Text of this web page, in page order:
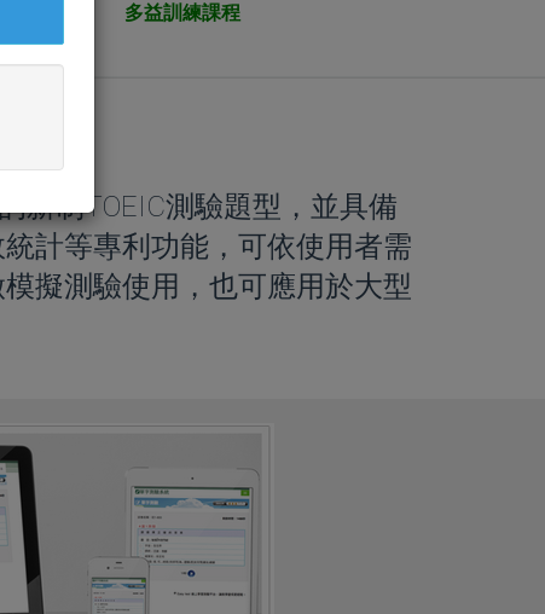
多益訓練課程
新制TOEIC測驗題型，並具備
計等專利功能，可依使用者需
擬測驗使用，也可應用於大型